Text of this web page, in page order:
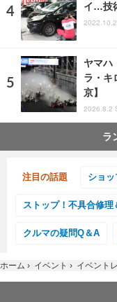
イ…技
ヤマハ
ラ・キ
京】
2026.8.2
ラ
注目の話題 ショッ
ストップ！不具合修理
クルマの疑問Q＆A
ホーム › イベント › イベント